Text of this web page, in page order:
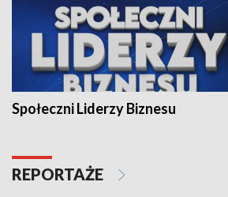
Społeczni Liderzy Biznesu
REPORTAŻE